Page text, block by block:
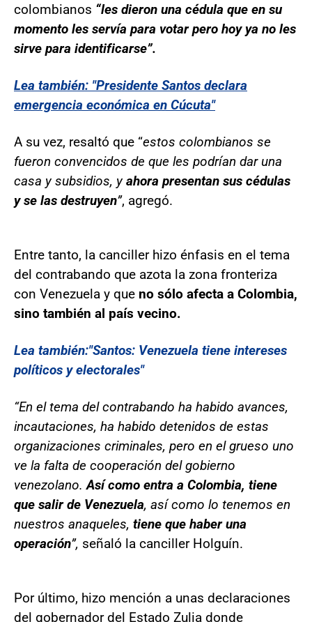
colombianos “les dieron una cédula que en su
momento les servía para votar pero hoy ya no les
sirve para identificarse”.
Lea también: "Presidente Santos declara
emergencia económica en Cúcuta"
A su vez, resaltó que “estos colombianos se
fueron convencidos de que les podrían dar una
casa y subsidios, yahora presentan sus cédulas
y se las destruyen”, agregó.
Entre tanto, la canciller hizo énfasis en el tema
del contrabando que azota la zona fronteriza
con Venezuela y que no sólo afecta a Colombia,
sino también al país vecino.
Lea también:"Santos: Venezuela tiene intereses
políticos y electorales"
“En el tema del contrabando ha habido avances,
incautaciones, ha habido detenidos de estas
organizaciones criminales, pero en el grueso uno
ve la falta de cooperación del gobierno
venezolano. Así como entra a Colombia, tiene
que salir de Venezuela, así como lo tenemos en
nuestros anaqueles, tiene que haber una
operación”, señaló la canciller Holguín.
Por último, hizo mención a unas declaraciones
del gobernador del Estado Zulia donde